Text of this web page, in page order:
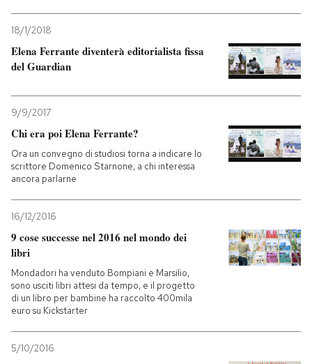
18/1/2018
Elena Ferrante diventerà editorialista fissa
del Guardian
9/9/2017
Chi era poi Elena Ferrante?
Ora un convegno di studiosi torna a indicare lo
scrittore Domenico Starnone, a chi interessa
ancora parlarne
16/12/2016
9 cose successe nel 2016 nel mondo dei
libri
Mondadori ha venduto Bompiani e Marsilio,
sono usciti libri attesi da tempo, e il progetto
di un libro per bambine ha raccolto 400mila
euro su Kickstarter
5/10/2016